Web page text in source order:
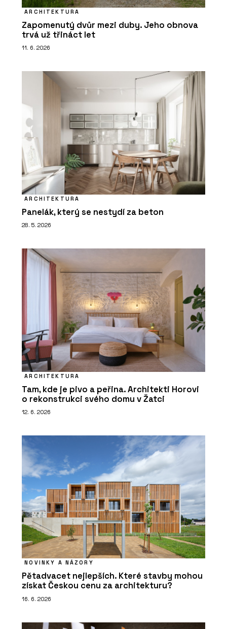
ARCHITEKTURA
Zapomenutý dvůr mezi duby. Jeho obnova
trvá už třináct let
11. 6. 2026
ARCHITEKTURA
Panelák, který se nestydí za beton
28. 5. 2026
ARCHITEKTURA
Tam, kde je pivo a peřina. Architekti Horovi
o rekonstrukci svého domu v Žatci
12. 6. 2026
NOVINKY A NÁZORY
Pětadvacet nejlepších. Které stavby mohou
získat Českou cenu za architekturu?
16. 6. 2026